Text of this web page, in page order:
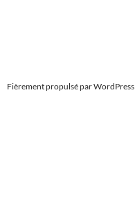
Fièrement propulsé par WordPress